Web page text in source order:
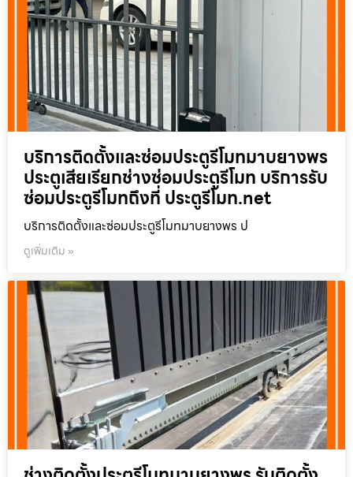
บริการติดตั้งและซ่อมประตูรีโมทมาบยางพร
ประตูเสียเรียกช่างซ่อมประตูรีโมท บริการรับ
ซ่อมประตูรีโมทถึงที่ ประตูรีโมท.net
บริการติดตั้งและซ่อมประตูรีโมทมาบยางพร ป
ดูเพิ่มเติม »